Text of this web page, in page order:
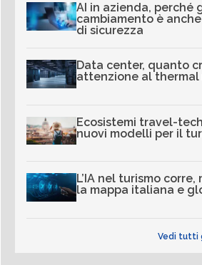
AI in azienda, perché
cambiamento è
di sicurezza
Data center, quanto
attenzione al thermal
Ecosistemi travel-
nuovi modelli per il
L’IA nel turismo
la mappa italiana e
Vedi tutti